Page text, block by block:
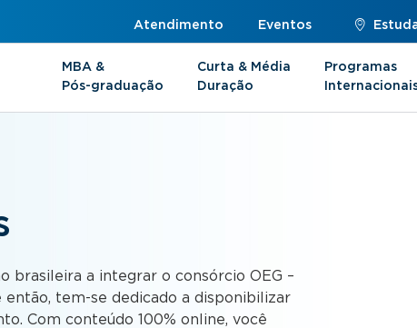
Atendimento Eventos
MBA &
Pós-graduação
Curta & Média
Duração
Programas
brasileira a integrar o consórcio OEG –
tem-se dedicado a disponibilizar
Com conteúdo 100% online, você